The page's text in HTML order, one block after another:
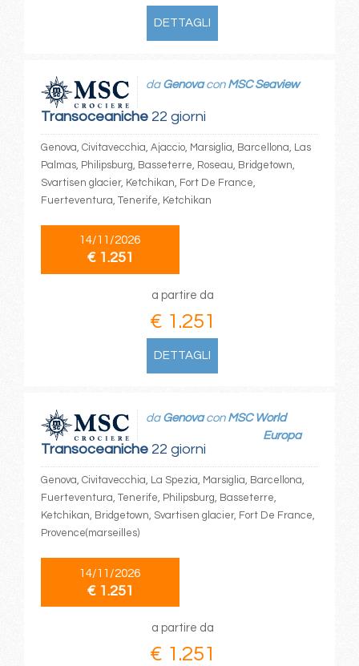
DETTAGLI
Transoceaniche22 giorni
da Genovacon MSC Seaview
Genova, Civitavecchia, Ajaccio, Marsiglia, Barcellona, Las
Palmas, Philipsburg, Basseterre, Roseau, Bridgetown,
Svartisen glacier, Ketchikan, Fort De France,
Fuerteventura, Tenerife, Ketchikan
14/11/2026
€ 1.251
a partire da
€ 1.251
DETTAGLI
Transoceaniche22 giorni
da Genovacon MSC World
Europa
Genova, Civitavecchia, La Spezia, Marsiglia, Barcellona,
Fuerteventura, Tenerife, Philipsburg, Basseterre,
Ketchikan, Bridgetown, Svartisen glacier, Fort De France,
Provence(marseilles)
14/11/2026
€ 1.251
a partire da
€ 1.251